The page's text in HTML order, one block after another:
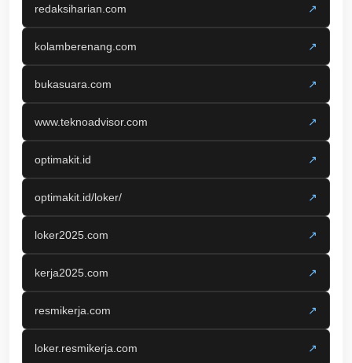
redaksiharian.com ↗
kolamberenang.com ↗
bukasuara.com ↗
www.teknoadvisor.com ↗
optimakit.id ↗
optimakit.id/loker/ ↗
loker2025.com ↗
kerja2025.com ↗
resmikerja.com ↗
loker.resmikerja.com ↗